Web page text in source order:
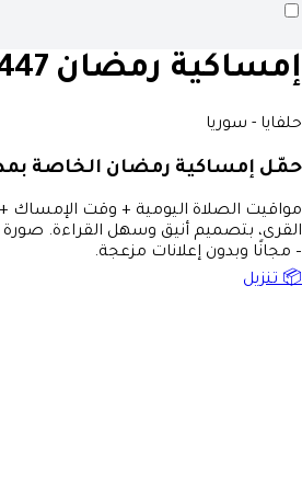
إمساكية رمضان 1447
حلفايا - سوريا
حمّل إمساكية رمضان الخاصة
مواقيت الصلاة اليومية + وقت الإمساك +
القرى، بتصميم أنيق وسهل القراءة.
– مجانًا وبدون إعلانات مزعجة.
📦 تنزيل